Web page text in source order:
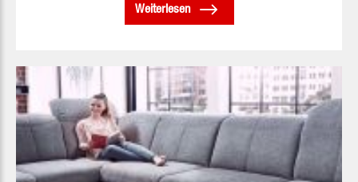
Weiterlesen